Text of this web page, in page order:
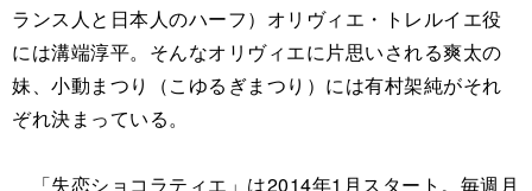
ランス人と日本人のハーフ）オリヴィエ・トレルイエ役
には溝端淳平。そんなオリヴィエに片思いされる爽太の
妹、小動まつり（こゆるぎまつり）には有村架純がそれ
ぞれ決まっている。
「失恋ショコラティエ」は2014年1月スタート。毎週月